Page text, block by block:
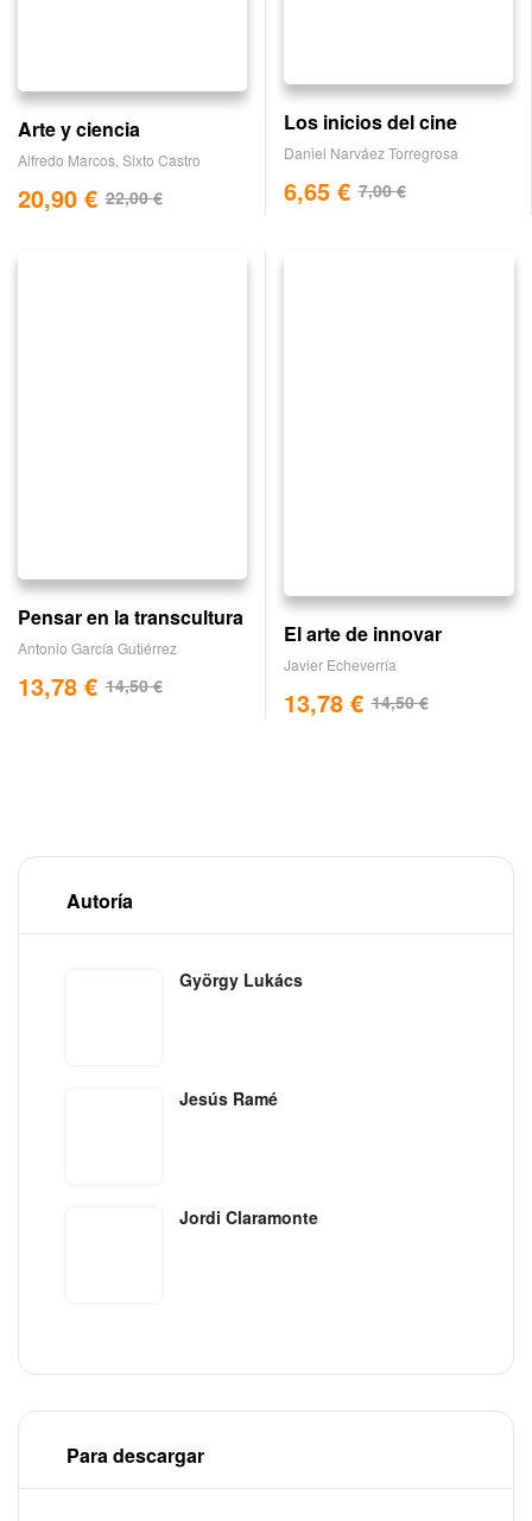
Arte y ciencia
Alfredo Marcos Sixto Castro
22,00€
20,90 €
Los inicios del cine
Daniel Narváez Torregrosa
7,00€
6,65 €
Pensar en la transcultura
Antonio García Gutiérrez
14,50€
13,78 €
El arte de innovar
Javier Echeverría
14,50€
13,78 €
Autoría
György Lukács
Jesús Ramé
Jordi Claramonte
Para descargar